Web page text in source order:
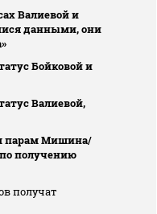
Валиевой и
данными, они
Бойковой и
Валиевой,
парам Мишина/
получению
получат